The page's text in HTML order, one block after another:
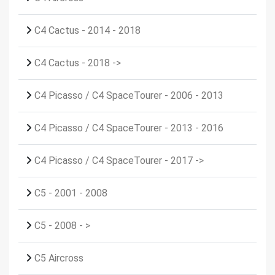
C4 Cactus - 2014 - 2018
C4 Cactus - 2018 ->
C4 Picasso / C4 SpaceTourer - 2006 - 2013
C4 Picasso / C4 SpaceTourer - 2013 - 2016
C4 Picasso / C4 SpaceTourer - 2017 ->
C5 - 2001 - 2008
C5 - 2008 - >
C5 Aircross